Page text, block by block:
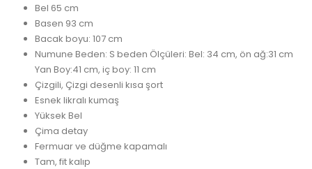
Bel 65 cm
Basen 93 cm
Bacak boyu: 107 cm
Numune Beden: S beden Ölçüleri: Bel: 34 cm, ön ağ:31 cm
Yan Boy:41 cm, iç boy: 11 cm
Çizgili, Çizgi desenli kısa şort
Esnek likralı kumaş
Yüksek Bel
Çima detay
Fermuar ve düğme kapamalı
Tam, fit kalıp